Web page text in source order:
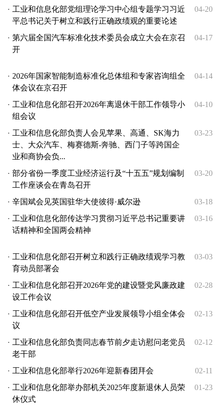
· 工业和信息化部党组理论学习中心组专题学习习近
平总书记关于树立和践行正确政绩观的重要论述
04-20
· 第六届全国汽车标准化技术委员会成立大会在京召
开
04-17
· 2026年国家智能制造标准化总体组和专家咨询组全
体会议在京召开
04-14
· 工业和信息化部召开2026年离退休干部工作领导小
组会议
04-10
· 工业和信息化部负责人会见苹果、高通、SK海力
士、大众汽车、梅赛德斯-奔驰、西门子等跨国企
业和商协会负...
03-23
· 部分省份一季度工业经济运行及“十五五”规划编制
工作座谈会在青岛召开
03-20
· 辛国斌会见英国驻华大使彼得·威尔逊
03-18
· 工业和信息化部传达学习贯彻习近平总书记重要讲
话精神和全国两会精神
03-16
· 工业和信息化部召开树立和践行正确政绩观学习教
育动员部署会
03-03
· 工业和信息化部召开2026年党的建设暨党风廉政建
设工作会议
02-28
· 工业和信息化部召开低空产业发展领导小组全体会
议
02-13
· 工业和信息化部负责同志春节前夕走访慰问老党员
老干部
02-12
· 工业和信息化部举行2026年迎新春团拜会
02-11
· 工业和信息化部举办部机关2025年度新退休人员荣
休仪式
01-23